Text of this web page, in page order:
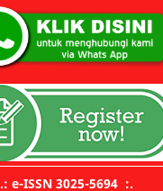
.: e-ISSN 3025-5694 :.